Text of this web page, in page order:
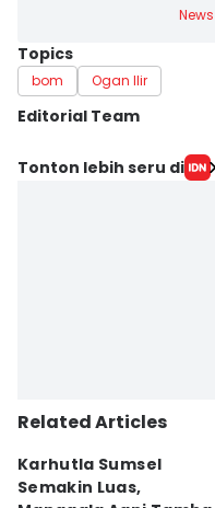
News
Topics
bom Ogan Ilir
Editorial Team
Editor
Tonton lebih seru di
Related Articles
Karhutla Sumsel
Semakin Luas,